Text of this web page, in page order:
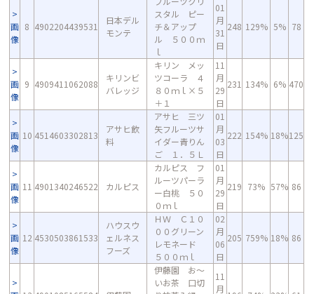
画
像
8 4902204439531
日本デル
モンテ
スタル ピー
チ＆アップ
ル ５００ｍ
ｌ
01
月
31
日
248 129% 5% 78
画
像
9 4909411062088
キリンビ
バレッジ
キリン メッ
ツコーラ ４
８０ｍｌ×５
＋１
11
月
29
日
231 134% 6% 470
画
像
10 4514603302813
アサヒ飲
料
アサヒ 三ツ
矢フルーツサ
イダー青りん
ご １．５Ｌ
01
月
03
日
222 154% 18%125
画
像
11 4901340246522 カルピス
カルピス フ
ルーツパーラ
ー白桃 ５０
０ｍｌ
01
月
29
日
219 73% 57% 86
画
像
12 4530503861533
ハウスウ
ェルネス
フーズ
ＨＷ Ｃ１０
００グリーン
レモネード
５００ｍｌ
02
月
06
日
205 759% 18% 86
伊藤園 お～
いお茶 口切
11
月